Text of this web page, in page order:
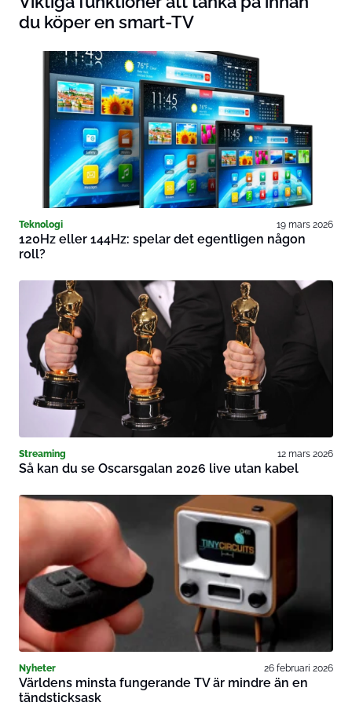
du köper en smart-TV
Teknologi 19 mars 2026
120Hz eller 144Hz: spelar det egentligen någon
roll?
Streaming 12 mars 2026
Så kan du se Oscarsgalan 2026 live utan kabel
Nyheter 26 februari 2026
Världens minsta fungerande TV är mindre än en
tändsticksask